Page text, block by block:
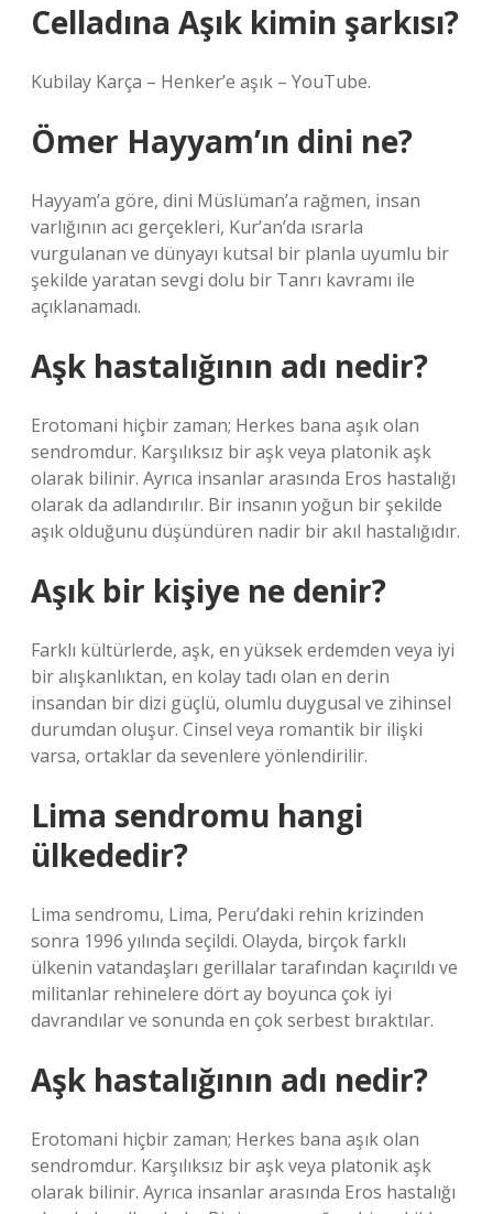
Celladına Aşık kimin şarkısı?
Kubilay Karça – Henker’e aşık – YouTube.
Ömer Hayyam’ın dini ne?
Hayyam’a göre, dini Müslüman’a rağmen, insan
varlığının acı gerçekleri, Kur’an’da ısrarla
vurgulanan ve dünyayı kutsal bir planla uyumlu bir
şekilde yaratan sevgi dolu bir Tanrı kavramı ile
açıklanamadı.
Aşk hastalığının adı nedir?
Erotomani hiçbir zaman; Herkes bana aşık olan
sendromdur. Karşılıksız bir aşk veya platonik aşk
olarak bilinir. Ayrıca insanlar arasında Eros hastalığı
olarak da adlandırılır. Bir insanın yoğun bir şekilde
aşık olduğunu düşündüren nadir bir akıl hastalığıdır.
Aşık bir kişiye ne denir?
Farklı kültürlerde, aşk, en yüksek erdemden veya iyi
bir alışkanlıktan, en kolay tadı olan en derin
insandan bir dizi güçlü, olumlu duygusal ve zihinsel
durumdan oluşur. Cinsel veya romantik bir ilişki
varsa, ortaklar da sevenlere yönlendirilir.
Lima sendromu hangi
ülkededir?
Lima sendromu, Lima, Peru’daki rehin krizinden
sonra 1996 yılında seçildi. Olayda, birçok farklı
ülkenin vatandaşları gerillalar tarafından kaçırıldı ve
militanlar rehinelere dört ay boyunca çok iyi
davrandılar ve sonunda en çok serbest bıraktılar.
Aşk hastalığının adı nedir?
Erotomani hiçbir zaman; Herkes bana aşık olan
sendromdur. Karşılıksız bir aşk veya platonik aşk
olarak bilinir. Ayrıca insanlar arasında Eros hastalığı